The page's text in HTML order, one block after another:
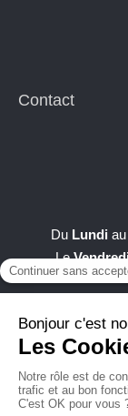
Contact
Du Lundi au
Le
Création et